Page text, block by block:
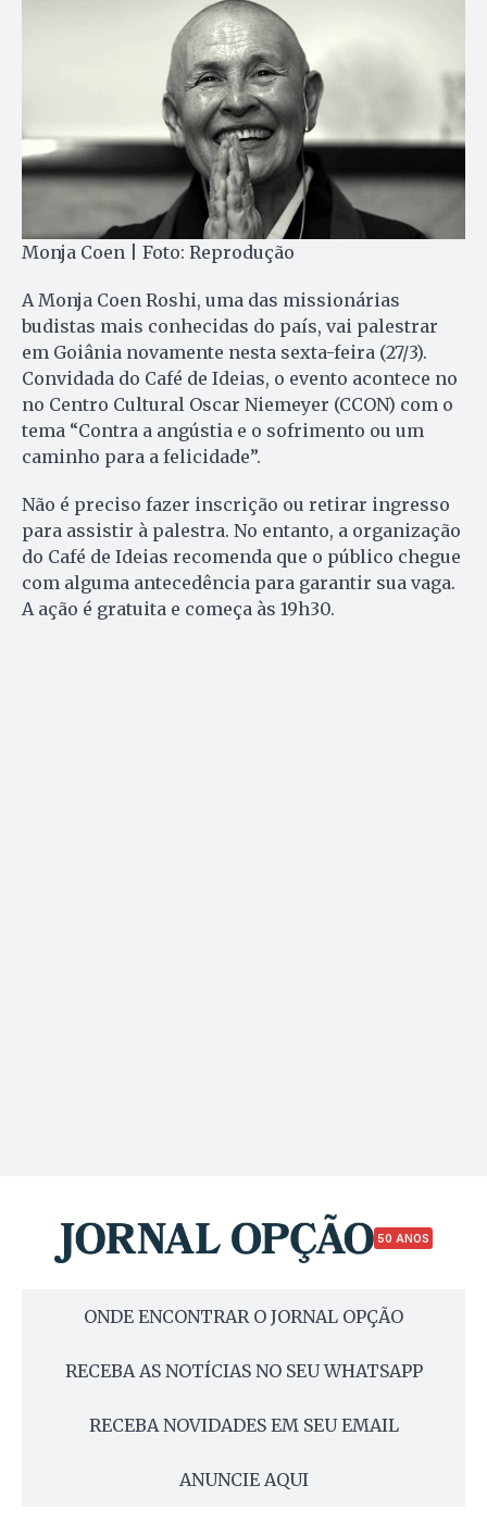
Monja Coen | Foto: Reprodução
A Monja Coen Roshi, uma das missionárias
budistas mais conhecidas do país, vai palestrar
em Goiânia novamente nesta sexta-feira (27/3).
Convidada do Café de Ideias, o evento acontece no
no Centro Cultural Oscar Niemeyer (CCON) com o
tema “Contra a angústia e o sofrimento ou um
caminho para a felicidade”.
Não é preciso fazer inscrição ou retirar ingresso
para assistir à palestra. No entanto, a organização
do Café de Ideias recomenda que o público chegue
com alguma antecedência para garantir sua vaga.
A ação é gratuita e começa às 19h30.
50 ANOS
ONDE ENCONTRAR O JORNAL OPÇÃO
RECEBA AS NOTÍCIAS NO SEU WHATSAPP
RECEBA NOVIDADES EM SEU EMAIL
ANUNCIE AQUI